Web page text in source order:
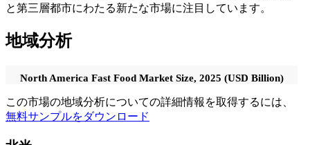
と第三層都市にわたる新たな市場に注目しています。
地域分析
North America Fast Food Market Size, 2025 (USD Billion)
この市場の地域分析についての詳細情報を取得するには、
無料サンプルをダウンロード